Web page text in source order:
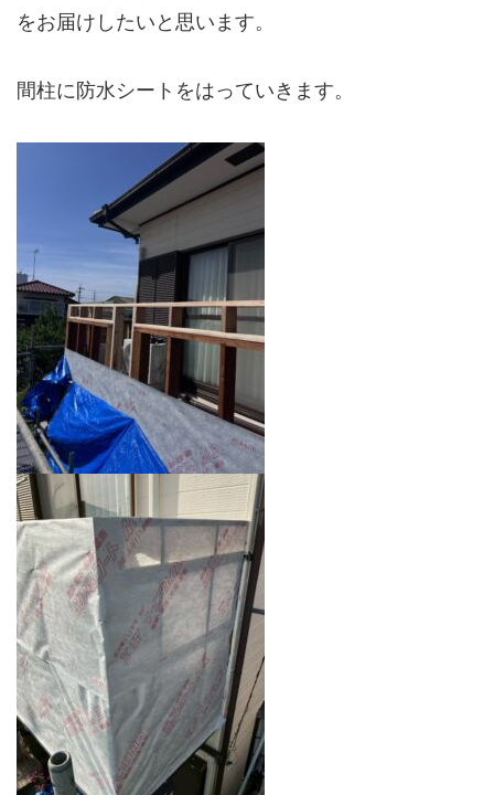
をお届けしたいと思います。
間柱に防水シートをはっていきます。